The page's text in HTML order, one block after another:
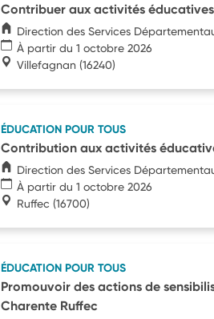
Contribuer aux activités
Direction des Services
À partir du 1 octobre 2026
Villefagnan (16240)
ÉDUCATION POUR TOUS
Contribution aux activités
Direction des Services
À partir du 1 octobre 2026
Ruffec (16700)
ÉDUCATION POUR TOUS
Promouvoir des actions de
Charente Ruffec